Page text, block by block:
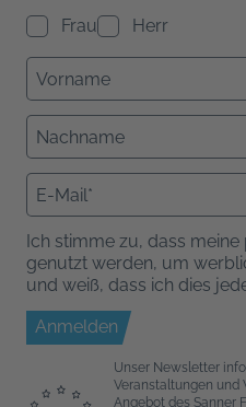
Frau
Herr
Ich stimme zu, dass
genutzt werden, um
und weiß, dass ich dies
Anmelden
Unser Newsletter
Veranstaltungen und
Angebot des Sanner